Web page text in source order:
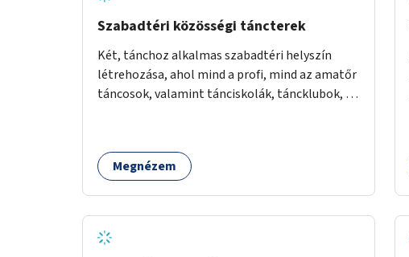
Szabadtéri közösségi táncterek
Két, tánchoz alkalmas szabadtéri helyszín
létrehozása, ahol mind a profi, mind az amatőr
táncosok, valamint tánciskolák, táncklubok, a
Megnézem